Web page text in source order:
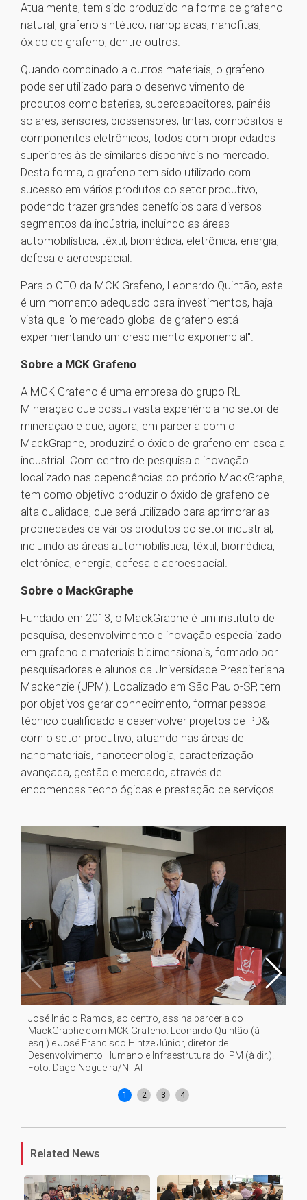
Atualmente, tem sido produzido na forma de grafeno
natural, grafeno sintético, nanoplacas, nanofitas,
óxido de grafeno, dentre outros.
Quando combinado a outros materiais, o grafeno
pode ser utilizado para o desenvolvimento de
produtos como baterias, supercapacitores, painéis
solares, sensores, biossensores, tintas, compósitos e
componentes eletrônicos, todos com propriedades
superiores às de similares disponíveis no mercado.
Desta forma, o grafeno tem sido utilizado com
sucesso em vários produtos do setor produtivo,
podendo trazer grandes benefícios para diversos
segmentos da indústria, incluindo as áreas
automobilística, têxtil, biomédica, eletrônica, energia,
defesa e aeroespacial.
Para o CEO da MCK Grafeno, Leonardo Quintão, este
é um momento adequado para investimentos, haja
vista que "o mercado global de grafeno está
experimentando um crescimento exponencial".
Sobre a MCK Grafeno
A MCK Grafeno é uma empresa do grupo RL
Mineração que possui vasta experiência no setor de
mineração e que, agora, em parceria com o
MackGraphe, produzirá o óxido de grafeno em escala
industrial. Com centro de pesquisa e inovação
localizado nas dependências do próprio MackGraphe,
tem como objetivo produzir o óxido de grafeno de
alta qualidade, que será utilizado para aprimorar as
propriedades de vários produtos do setor industrial,
incluindo as áreas automobilística, têxtil, biomédica,
eletrônica, energia, defesa e aeroespacial.
Sobre o MackGraphe
Fundado em 2013, o MackGraphe é um instituto de
pesquisa, desenvolvimento e inovação especializado
em grafeno e materiais bidimensionais, formado por
pesquisadores e alunos da Universidade Presbiteriana
Mackenzie (UPM). Localizado em São Paulo-SP, tem
por objetivos gerar conhecimento, formar pessoal
técnico qualificado e desenvolver projetos de PD&I
com o setor produtivo, atuando nas áreas de
nanomateriais, nanotecnologia, caracterização
avançada, gestão e mercado, através de
encomendas tecnológicas e prestação de serviços.
José Inácio Ramos, ao centro, assina parceria do
MackGraphe com MCK Grafeno. Leonardo Quintão (à
esq.) e José Francisco Hintze Júnior, diretor de
Desenvolvimento Humano e Infraestrutura do IPM (à dir.).
Foto: Dago Nogueira/NTAI
1 2 3 4
Related News